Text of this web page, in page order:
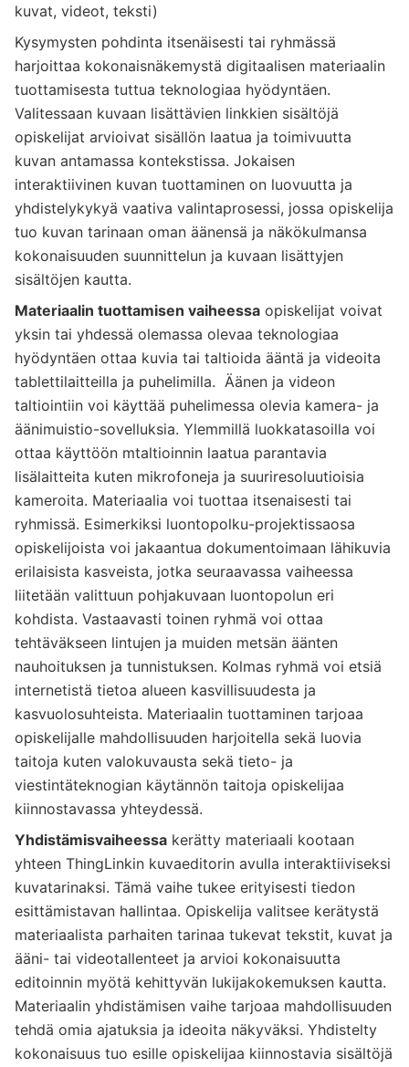
kuvat, videot, teksti)
Kysymysten pohdinta itsenäisesti tai ryhmässä
harjoittaa kokonaisnäkemystä digitaalisen materiaalin
tuottamisesta tuttua teknologiaa hyödyntäen.
Valitessaan kuvaan lisättävien linkkien sisältöjä
opiskelijat arvioivat sisällön laatua ja toimivuutta
kuvan antamassa kontekstissa. Jokaisen
interaktiivinen kuvan tuottaminen on luovuutta ja
yhdistelykykyä vaativa valintaprosessi, jossa opiskelija
tuo kuvan tarinaan oman äänensä ja näkökulmansa
kokonaisuuden suunnittelun ja kuvaan lisättyjen
sisältöjen kautta.
Materiaalin tuottamisen vaiheessa opiskelijat voivat
yksin tai yhdessä olemassa olevaa teknologiaa
hyödyntäen ottaa kuvia tai taltioida ääntä ja videoita
tablettilaitteilla ja puhelimilla. Äänen ja videon
taltiointiin voi käyttää puhelimessa olevia kamera- ja
äänimuistio-sovelluksia. Ylemmillä luokkatasoilla voi
ottaa käyttöön mtaltioinnin laatua parantavia
lisälaitteita kuten mikrofoneja ja suuriresoluutioisia
kameroita. Materiaalia voi tuottaa itsenaisesti tai
ryhmissä. Esimerkiksi luontopolku-projektissaosa
opiskelijoista voi jakaantua dokumentoimaan lähikuvia
erilaisista kasveista, jotka seuraavassa vaiheessa
liitetään valittuun pohjakuvaan luontopolun eri
kohdista. Vastaavasti toinen ryhmä voi ottaa
tehtäväkseen lintujen ja muiden metsän äänten
nauhoituksen ja tunnistuksen. Kolmas ryhmä voi etsiä
internetistä tietoa alueen kasvillisuudesta ja
kasvuolosuhteista. Materiaalin tuottaminen tarjoaa
opiskelijalle mahdollisuuden harjoitella sekä luovia
taitoja kuten valokuvausta sekä tieto- ja
viestintäteknogian käytännön taitoja opiskelijaa
kiinnostavassa yhteydessä.
Yhdistämisvaiheessa kerätty materiaali kootaan
yhteen ThingLinkin kuvaeditorin avulla interaktiiviseksi
kuvatarinaksi. Tämä vaihe tukee erityisesti tiedon
esittämistavan hallintaa. Opiskelija valitsee kerätystä
materiaalista parhaiten tarinaa tukevat tekstit, kuvat ja
ääni- tai videotallenteet ja arvioi kokonaisuutta
editoinnin myötä kehittyvän lukijakokemuksen kautta.
Materiaalin yhdistämisen vaihe tarjoaa mahdollisuuden
tehdä omia ajatuksia ja ideoita näkyväksi. Yhdistelty
kokonaisuus tuo esille opiskelijaa kiinnostavia sisältöjä